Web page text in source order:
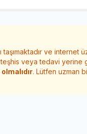
ve internet
veya tedavi yerine
. Lütfen uzman